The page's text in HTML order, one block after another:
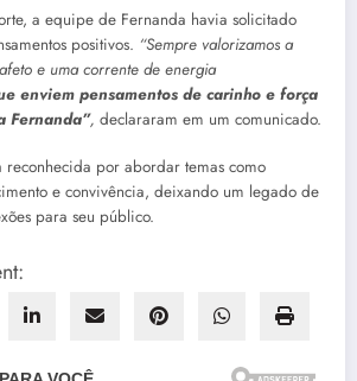
a equipe de Fernanda havia solicitado
positivos. “Sempre valorizamos a
e uma corrente de energia
enviem pensamentos de carinho e força
Fernanda”, declararam em um comunicado.
por abordar temas como
e convivência, deixando um legado de
para seu público.